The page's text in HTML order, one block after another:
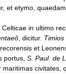
, et etymo quaedam
Celticae in ultimo
dicitur. Timios
et
portus S Paul. de
maritimas civitates